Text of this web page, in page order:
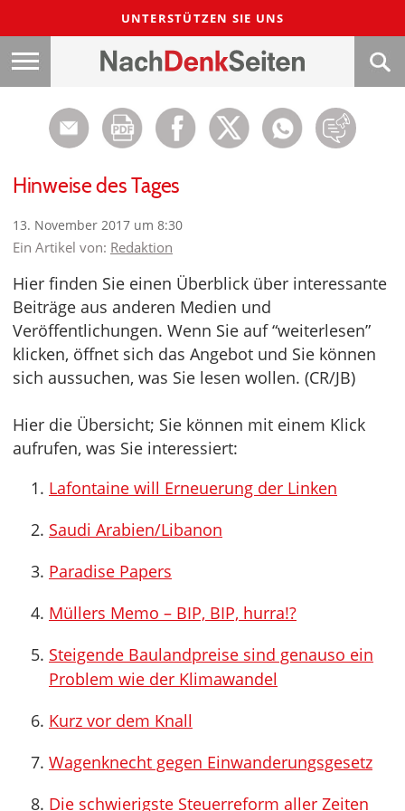
UNTERSTÜTZEN SIE UNS
Hinweise des Tages
13. November 2017 um 8:30
Ein Artikel von: Redaktion
Hier finden Sie einen Überblick über interessante
Beiträge aus anderen Medien und
Veröffentlichungen. Wenn Sie auf “weiterlesen”
klicken, öffnet sich das Angebot und Sie können
sich aussuchen, was Sie lesen wollen. (CR/JB)
Hier die Übersicht; Sie können mit einem Klick
aufrufen, was Sie interessiert:
Lafontaine will Erneuerung der Linken
Saudi Arabien/Libanon
Paradise Papers
Müllers Memo – BIP, BIP, hurra!?
Steigende Baulandpreise sind genauso ein
Problem wie der Klimawandel
Kurz vor dem Knall
Wagenknecht gegen Einwanderungsgesetz
Die schwierigste Steuerreform aller Zeiten